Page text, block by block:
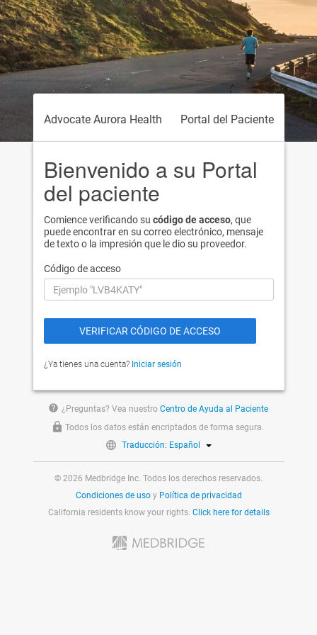
Advocate Aurora Health Portal del Paciente
Bienvenido a su Portal
del paciente
Comience verificando su código de acceso, que
puede encontrar en su correo electrónico, mensaje
de texto o la impresión que le dio su proveedor.
Código de acceso
¿Ya tienes una cuenta? Iniciar sesión
help ¿Preguntas? Vea nuestro Centro de Ayuda al Paciente
Todos los datos están encriptados de forma segura.
Traducción: Español
© 2026 Medbridge Inc. Todos los derechos reservados.
Condiciones de usoy Política de privacidad
California residents know your rights. Click here for details